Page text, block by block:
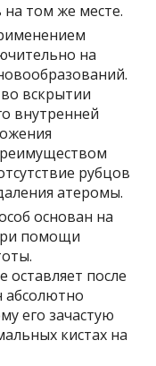
том же месте.
на
вскрытии
внутренней
рубцов
атеромы.
основан на
помощи
после
абсолютно
его зачастую
кистах на